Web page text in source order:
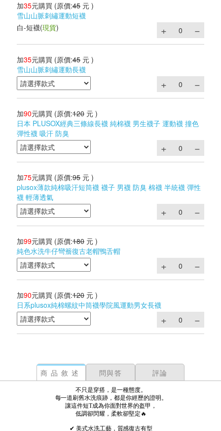
加35元購買 (原價:45 元 )
雪山山脈刺繡運動短襪
白-短襪(現貨)
加35元購買 (原價:45 元 )
雪山山脈刺繡運動長襪
加90元購買 (原價:120 元 )
日本 PLUSOX經典三條線長襪 純棉襪 男生襪子 運動襪 撞色
彈性襪 吸汗 防臭
加75元購買 (原價:95 元 )
plusox薄款純棉吸汗短筒襪 襪子 男襪 防臭 棉襪 半統襪 彈性
襪 輕薄透氣
加99元購買 (原價:180 元 )
純色水洗牛仔彎簷復古老帽鴨舌帽
加90元購買 (原價:120 元 )
日系plusox純棉螺紋中筒襪學院風運動男女長襪
商品敘述 問與答 評論